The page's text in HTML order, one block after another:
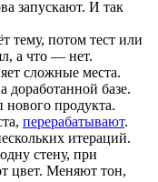
запускают. И так
тему, потом тест или
а что — нет.
сложные места.
базе.
продукта.
перерабатывают.
итераций.
стену, при
цвет. Меняют тон,